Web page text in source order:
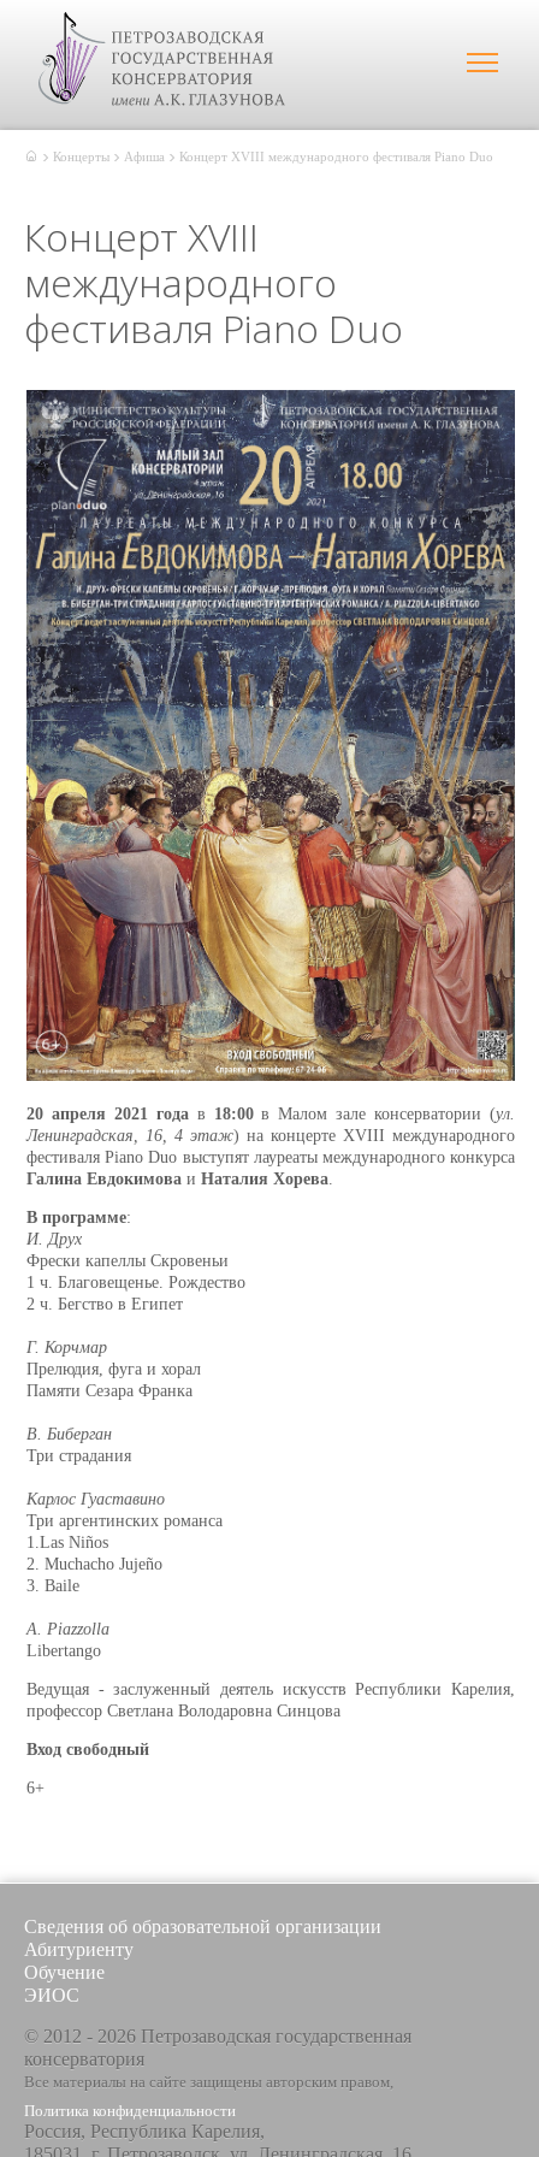
Концерты Афиша Концерт XVIII международного фестиваля Piano Duo
Концерт XVIII
международного
фестиваля Piano Duo
20 апреля 2021 годав 18:00в Малом зале консерватории (ул.
Ленинградская, 16, 4 этаж) на концерте XVIII международного
фестиваля Piano Duo выступят лауреаты международного конкурса
Галина Евдокимова и Наталия Хорева.
В программе:
И. Друх
Фрески капеллы Скровеньи
1 ч. Благовещенье. Рождество
2 ч. Бегство в Египет
Г. Корчмар
Прелюдия, фуга и хорал
Памяти Сезара Франка
В. Биберган
Три страдания
Карлос Гуаставино
Три аргентинских романса
1.Las Niños
2. Muchacho Jujeño
3. Baile
A. Piazzolla
Libertango
Ведущая - заслуженный деятель искусств Республики Карелия,
профессор Светлана Володаровна Синцова
Вход свободный
6+
Сведения об образовательной организации
Абитуриенту
Обучение
ЭИОС
© 2012 - 2026 Петрозаводская государственная
консерватория
Все материалы на сайте защищены авторским правом,
Политика конфиденциальности
Россия, Республика Карелия,